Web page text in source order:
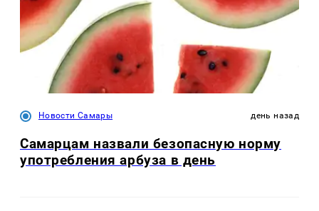
Новости Самары день назад
Самарцам назвали безопасную норму
употребления арбуза в день